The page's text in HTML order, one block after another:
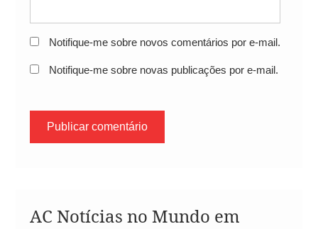
Notifique-me sobre novos comentários por e-mail.
Notifique-me sobre novas publicações por e-mail.
AC Notícias no Mundo em